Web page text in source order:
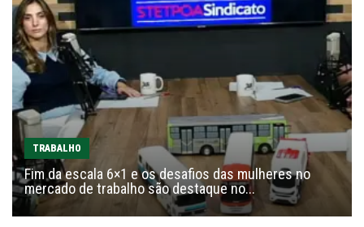
TRABALHO
Fim da escala 6×1 e os desafios das mulheres no
mercado de trabalho são destaque no...